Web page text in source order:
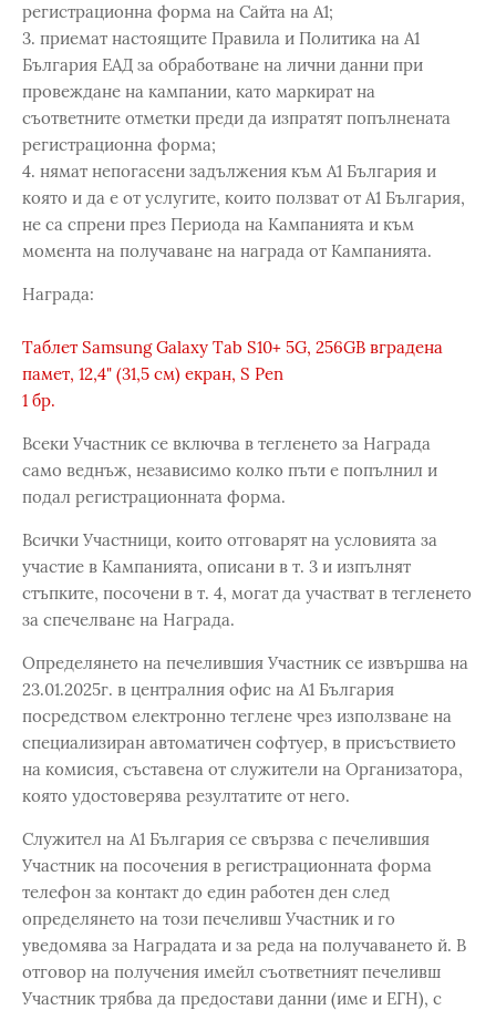
регистрационна форма на Сайта на А1;
3. приемат настоящите Правила и Политика на А1
България ЕАД за обработване на лични данни при
провеждане на кампании, като маркират на
съответните отметки преди да изпратят попълнената
регистрационна форма;
4. нямат непогасени задължения към А1 България и
която и да е от услугите, които ползват от А1 България,
не са спрени през Периода на Кампанията и към
момента на получаване на награда от Кампанията.
Награда:
Таблет Samsung Galaxy Tab S10+ 5G, 256GB вградена
памет, 12,4" (31,5 см) екран, S Pen
1 бр.
Всеки Участник се включва в тегленето за Награда
само веднъж, независимо колко пъти е попълнил и
подал регистрационната форма.
Всички Участници, които отговарят на условията за
участие в Кампанията, описани в т. 3 и изпълнят
стъпките, посочени в т. 4, могат да участват в тегленето
за спечелване на Награда.
Определянето на печелившия Участник се извършва на
23.01.2025г. в централния офис на А1 България
посредством електронно теглене чрез използване на
специализиран автоматичен софтуер, в присъствието
на комисия, съставена от служители на Организатора,
която удостоверява резултатите от него.
Служител на А1 България се свързва с печелившия
Участник на посочения в регистрационната форма
телефон за контакт до един работен ден след
определянето на този печеливш Участник и го
уведомява за Наградата и за реда на получаването й. В
отговор на получения имейл съответният печеливш
Участник трябва да предостави данни (име и ЕГН), с